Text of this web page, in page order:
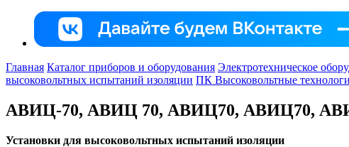
Главная Каталог приборов и оборудования Электротехническое
высоковольтных испытаний изоляции ПК Высоковольтные
ABИЦ-70, АВИЦ 70, АВИЦ70, ABИЦ70,
Установки для высоковольтных испытаний изоляции